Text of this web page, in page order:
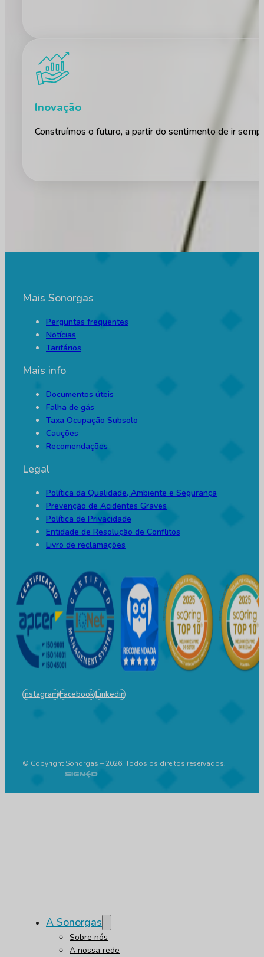
Inovação
Construímos o futuro, a partir do sentimento de ir
Mais Sonorgas
Perguntas frequentes
Notícias
Tarifários
Mais info
Documentos úteis
Falha de gás
Taxa Ocupação Subsolo
Cauções
Recomendações
Legal
Política da Qualidade, Ambiente e Segurança
Prevenção de Acidentes Graves
Política de Privacidade
Entidade de Resolução de Conflitos
Livro de reclamações
InstagramFacebookLinkedin
© Copyright Sonorgas – 2026. Todos os direitos reservados.
A Sonorgas
Sobre nós
A nossa rede